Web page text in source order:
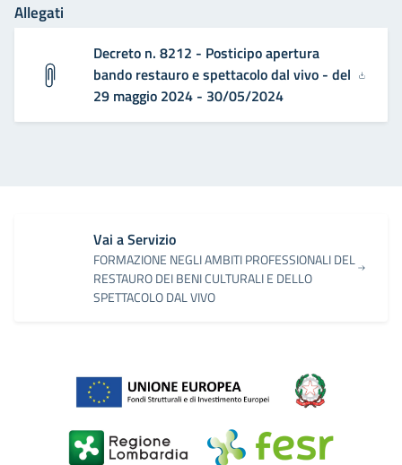
Allegati
Decreto n. 8212 - Posticipo apertura
bando restauro e spettacolo dal vivo - del
29 maggio 2024 - 30/05/2024
Vai a Servizio
FORMAZIONE NEGLI AMBITI PROFESSIONALI DEL
RESTAURO DEI BENI CULTURALI E DELLO
SPETTACOLO DAL VIVO